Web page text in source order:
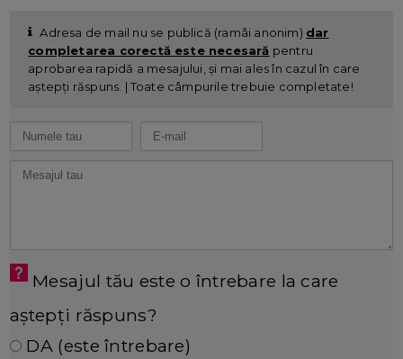
Adresa de mail nu se publică (ramâi anonim) dar
completarea corectă este necesară pentru
aprobarea rapidă a mesajului, și mai ales în cazul în care
aștepți răspuns. | Toate câmpurile trebuie completate!
Mesajul tău este o întrebare la care
aștepți răspuns?
DA (este întrebare)